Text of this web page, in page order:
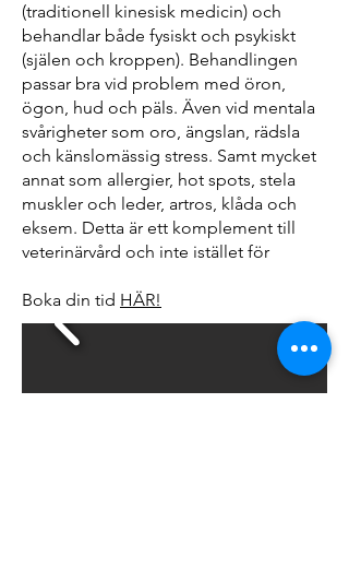
(traditionell kinesisk medicin) och
behandlar både fysiskt och psykiskt
(själen och kroppen). Behandlingen
passar bra vid problem med öron,
ögon, hud och päls. Även vid mentala
svårigheter som oro, ängslan, rädsla
och känslomässig stress. Samt mycket
annat som allergier, hot spots, stela
muskler och leder, artros, klåda och
eksem. Detta är ett komplement till
veterinärvård och inte istället för
Boka din tid HÄR!